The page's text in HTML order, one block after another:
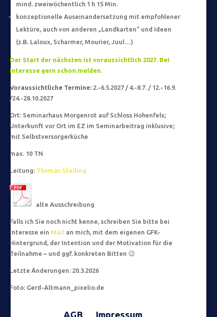
mind. zweiwöchentlich 1 h 15 Min.
konzeptionelle Auseinandersetzung mit empfohlener
Lektüre, auch von anderen „Landkarten“ und Ideen
(z.B. Laloux, Scharmer, Mourier, Juul…)
Der Start der nächsten ist voraussichtlich 2027. Bei
Interesse gern schon melden.
Voraussichtliche Termine: 2.-6.5.2027 / 4.-8.7. / 12.-16.9.
/24.-28.10.2027
Ort: Seminarhaus Morgenrot auf Schloss Hohenfels;
Unterkunft vor Ort im EZ im Seminarbeitrag inklusive;
mit Selbstversorgerküche
max. 10 TN
Leitung: Thomas Stelling
alte Ausschreibung
Falls ich Sie noch nicht kenne, schreiben Sie bitte bei
Interesse ein Mail an mich, mit dem eigenen GFK-
Hintergrund, der Intention und der Motivation für die
Teilnahme – und ggf. konkreten Bitten 😉
Letzte Änderungen: 20.3.2026
Foto: Gerd-Altmann_pixelio.de
AGB Impressum